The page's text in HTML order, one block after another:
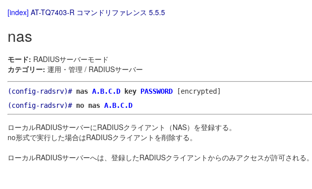
[index] AT-TQ7403-R コマンドリファレンス 5.5.5
nas
モード: RADIUSサーバーモード
カテゴリー: 運用・管理 / RADIUSサーバー
(config-radsrv)# nas A.B.C.D key PASSWORD
[encrypted]
(config-radsrv)# no nas A.B.C.D
ローカルRADIUSサーバーにRADIUSクライアント（NAS）を登録する。
no形式で実行した場合はRADIUSクライアントを削除する。
ローカルRADIUSサーバーへは、登録したRADIUSクライアントからのみアクセスが許可される